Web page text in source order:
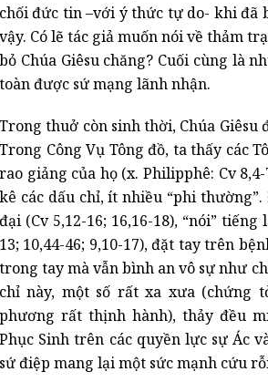
chối đức tin –với ý thức tự do- khi đã
vậy. Có lẽ tác giả muốn nói về thảm
bỏ Chúa Giêsu chăng? Cuối cùng là
toàn được sứ mạng lãnh nhận.
Trong thuở còn sinh thời, Chúa
Trong Công Vụ Tông đồ, ta thấy các
rao giảng của họ (x. Philipphê: Cv
kê các dấu chỉ, ít nhiều “phi
đại (Cv 5,12-16; 16,16-18), “nói”
13; 10,44-46; 9,10-17), đặt tay trên
trong tay mà vẫn bình an vô sự như
chỉ này, một số rất xa xưa (chứng
phương rất thịnh hành), thảy đều
Phục Sinh trên các quyền lực sự Ác
sứ điệp mang lại một sức mạnh cứu